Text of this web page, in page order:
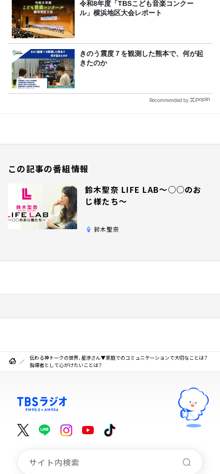
令和8年度「TBSこども音楽コンクー
ル」横浜地区大会レポート
きのう震度７を観測した熊本で、何が起
きたのか
Recommended by
この記事の番組情報
鈴木聖奈 LIFE LAB～○○のお
じ様たち～
鈴木聖奈
伝わる神トークの世界、星渉さん▼家庭でのコミュニケーションで大切なことは？
指導者として心がけたいことは？